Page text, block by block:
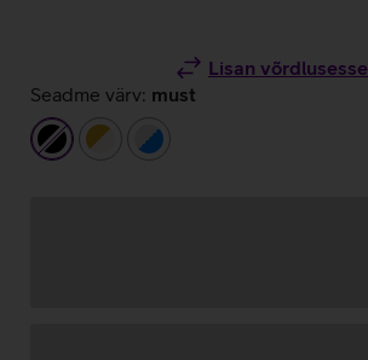
Lisan võrdlusesse
Seadme värv: must
mustkuldne/beežhõbedane/sinine